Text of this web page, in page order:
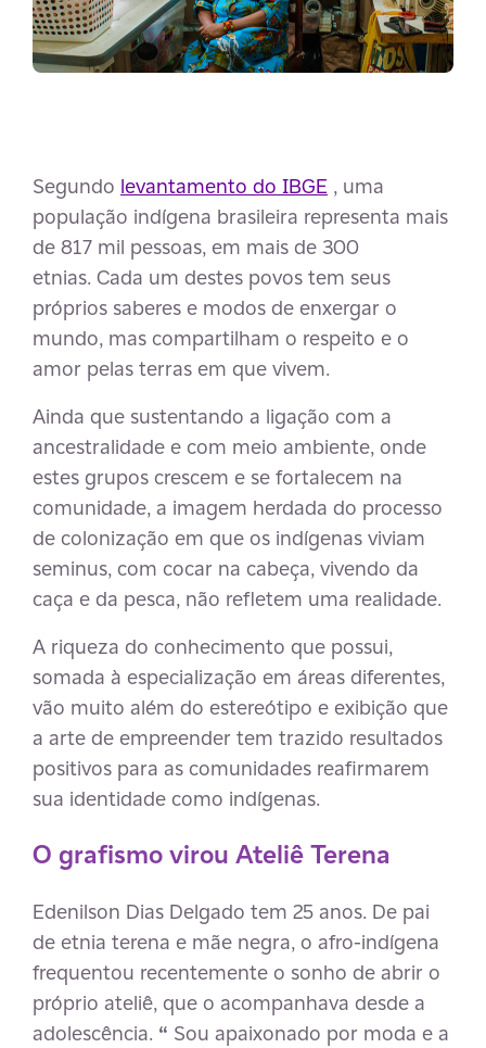
Segundo levantamento do IBGE , uma
população indígena brasileira representa mais
de 817 mil pessoas, em mais de 300
etnias. Cada um destes povos tem seus
próprios saberes e modos de enxergar o
mundo, mas compartilham o respeito e o
amor pelas terras em que vivem.
Ainda que sustentando a ligação com a
ancestralidade e com meio ambiente, onde
estes grupos crescem e se fortalecem na
comunidade, a imagem herdada do processo
de colonização em que os indígenas viviam
seminus, com cocar na cabeça, vivendo da
caça e da pesca, não refletem uma realidade.
A riqueza do conhecimento que possui,
somada à especialização em áreas diferentes,
vão muito além do estereótipo e exibição que
a arte de empreender tem trazido resultados
positivos para as comunidades reafirmarem
sua identidade como indígenas.
O grafismo virou Ateliê Terena
Edenilson Dias Delgado tem 25 anos. De pai
de etnia terena e mãe negra, o afro-indígena
frequentou recentemente o sonho de abrir o
próprio ateliê, que o acompanhava desde a
adolescência. “ Sou apaixonado por moda e a